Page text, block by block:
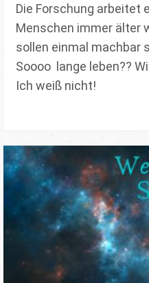
Die Forschung arbeitet
Menschen immer älter
sollen einmal machbar
Soooo lange leben??
Ich weiß nicht!